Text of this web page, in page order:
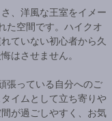
、洋風な王室をイメー
た空間です。ハイクオ
ていない初心者から久
はさせません。
張っている自分へのご
イムとして立ち寄りや
が過ごしやすく、お気